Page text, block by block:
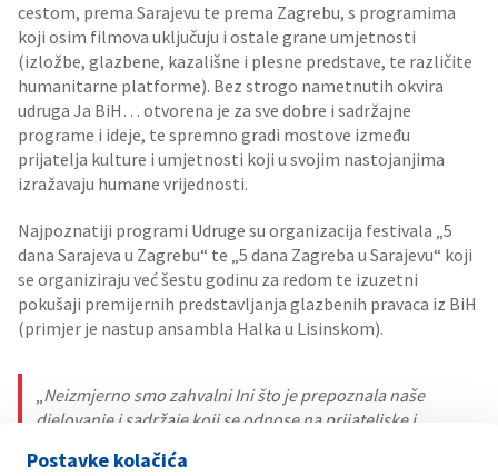
Postavke kolačića
cestom, prema Sarajevu te prema Zagrebu, s programima
koji osim filmova uključuju i ostale grane umjetnosti
(izložbe, glazbene, kazališne i plesne predstave, te različite
humanitarne platforme). Bez strogo nametnutih okvira
udruga Ja BiH… otvorena je za sve dobre i sadržajne
programe i ideje, te spremno gradi mostove između
prijatelja kulture i umjetnosti koji u svojim nastojanjima
izražavaju humane vrijednosti.
Najpoznatiji programi Udruge su organizacija festivala „5
dana Sarajeva u Zagrebu“ te „5 dana Zagreba u Sarajevu“ koji
se organiziraju već šestu godinu za redom te izuzetni
pokušaji premijernih predstavljanja glazbenih pravaca iz BiH
(primjer je nastup ansambla Halka u Lisinskom).
„Neizmjerno smo zahvalni Ini što je prepoznala naše
djelovanje i sadržaje koji se odnose na prijateljske i
sve u duhu promicanja kulture i umjetnosti. Ovim